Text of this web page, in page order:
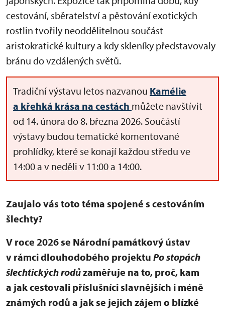
cestování, sběratelství a pěstování exotických
rostlin tvořily neoddělitelnou součást
aristokratické kultury a kdy skleníky představovaly
bránu do vzdálených světů.
Tradiční výstavu letos nazvanou Kamélie
a křehká krása na cestách můžete navštívit
od 14. února do 8. března 2026. Součástí
výstavy budou tematické komentované
prohlídky, které se konají každou středu ve
14:00 a v neděli v 11:00 a 14:00.
Zaujalo vás toto téma spojené s cestováním
šlechty?
V roce 2026 se Národní památkový ústav
v rámci dlouhodobého projektu Po stopách
šlechtických rodůzaměřuje na to, proč, kam
a jak cestovali příslušníci slavnějších i méně
známých rodů a jak se jejich zájem o blízké